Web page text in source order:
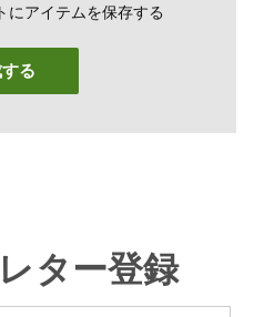
にアイテムを保存する
る
ター登録